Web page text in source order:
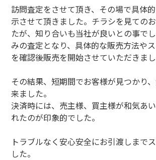
訪問査定をさせて頂き、その場で具体
示させて頂きました。チラシを見ての
たが、知り合いも当社が良いとの事で
みの査定となり、具体的な販売方法や
を確認後販売を開始させていただきまし
その結果、短期間でお客様が見つかり
来ました。
決済時には、売主様、買主様が和気あ
れたのが印象的でした。
トラブルなく安心安全にお引渡しまで
した。